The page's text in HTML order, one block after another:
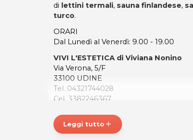
di lettini termali, sauna finlandese,
turco.
ORARI
Dal Lunedì al Venerdì: 9.00 - 19.00
VIVI L'ESTETICA di Viviana Nonino
Via Verona, 5/F
33100 UDINE
Tel. 04321744028
Cel. 3382246367
Per ulteriori informazioni sull'offerta o
posta@espevia.it
Leggi tutto add